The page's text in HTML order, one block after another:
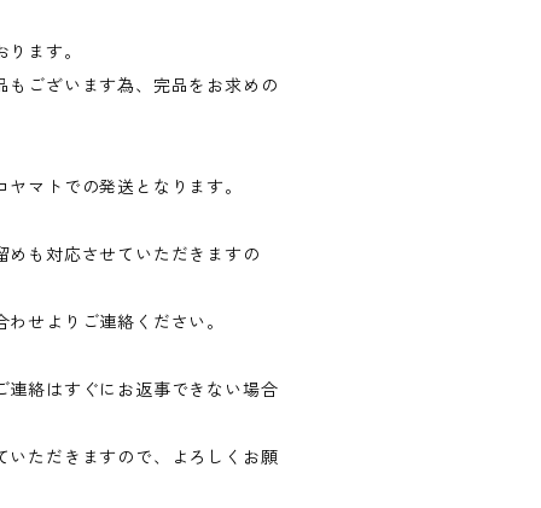
ます。
ございます為、完品をお求めの
マトでの発送となります。
めも対応させていただきますの
せよりご連絡ください。
連絡はすぐにお返事できない場合
いただきますので、よろしくお願